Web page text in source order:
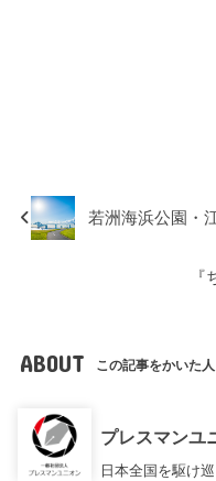
若洲海浜公園・
ABOUT この記事をかいた人
プレスマンユ
日本全国を駆け